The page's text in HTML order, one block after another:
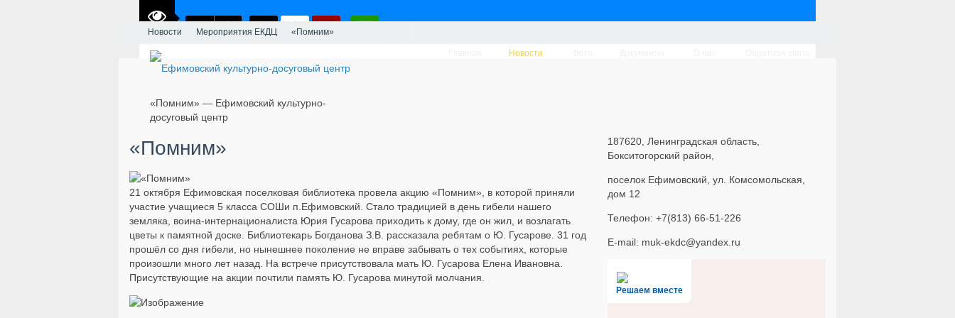
Новости
«Помним» — Ефимовский культурно-
досуговый центр
Новости Мероприятия ЕКДЦ «Помним»
«Помним»
21 октября Ефимовская поселковая библиотека провела акцию «Помним», в которой приняли
участие учащиеся 5 класса СОШи п.Ефимовский. Стало традицией в день гибели нашего
земляка, воина-интернационалиста Юрия Гусарова приходить к дому, где он жил, и возлагать
цветы к памятной доске. Библиотекарь Богданова З.В. рассказала ребятам о Ю. Гусарове. 31 год
прошёл со дня гибели, но нынешнее поколение не вправе забывать о тех событиях, которые
произошли много лет назад. На встрече присутствовала мать Ю. Гусарова Елена Ивановна.
Присутствующие на акции почтили память Ю. Гусарова минутой молчания.
187620, Ленинградская область,
Бокситогорский район,
поселок Ефимовский, ул. Комсомольская,
дом 12
Телефон: +7(813) 66-51-226
E-mail: muk-ekdc@yandex.ru
Решаем вместе